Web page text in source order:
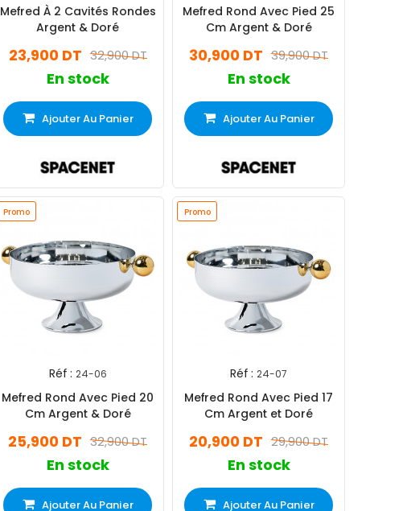
Mefred À 2 Cavités Rondes
Argent & Doré
32,900 DT
23,900 DT
En stock
Ajouter Au Panier
Mefred Rond Avec Pied 25
Cm Argent & Doré
39,900 DT
30,900 DT
En stock
Ajouter Au Panier
Promo
Réf : 24-06
Mefred Rond Avec Pied 20
Cm Argent & Doré
32,900 DT
25,900 DT
En stock
Ajouter Au Panier
Promo
Réf : 24-07
Mefred Rond Avec Pied 17
Cm Argent et Doré
29,900 DT
20,900 DT
En stock
Ajouter Au Panier